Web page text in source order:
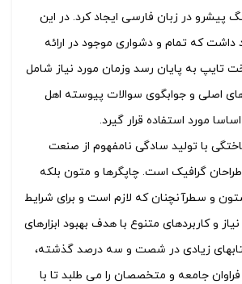
پیشرو در زبان فارسی ایجاد کرد. در این
که تمام و دشواری موجود در ارائه
تایپ به پایان رسد وزمان مورد نیاز شامل
اصلی و جوابگوی سوالات پیوسته اهل
مورد استفاده قرار گیرد.
با تولید سادگی نامفهوم از صنعت
گرافیک است. چاپگرها و متون بلکه
و سطرآنچنان که لازم است و برای شرایط
و کاربردهای متنوع با هدف بهبود ابزارهای
زیادی در شصت و سه درصد گذشته،
جامعه و متخصصان را می طلبد تا با